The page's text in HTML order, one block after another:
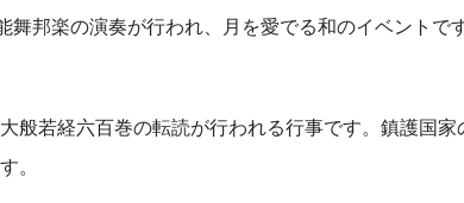
舞邦楽の演奏が行われ、月を愛でる和のイベントで
般若経六百巻の転読が行われる行事です。鎮護国家
。